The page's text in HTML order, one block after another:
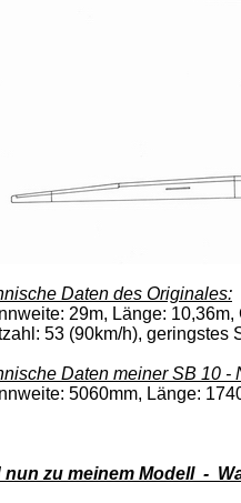
Daten des Originales:
29m, Länge:
53 (90km/h), geringstes
Daten meiner SB 10 -
5060mm, Länge:
nun zu meinem Modell -